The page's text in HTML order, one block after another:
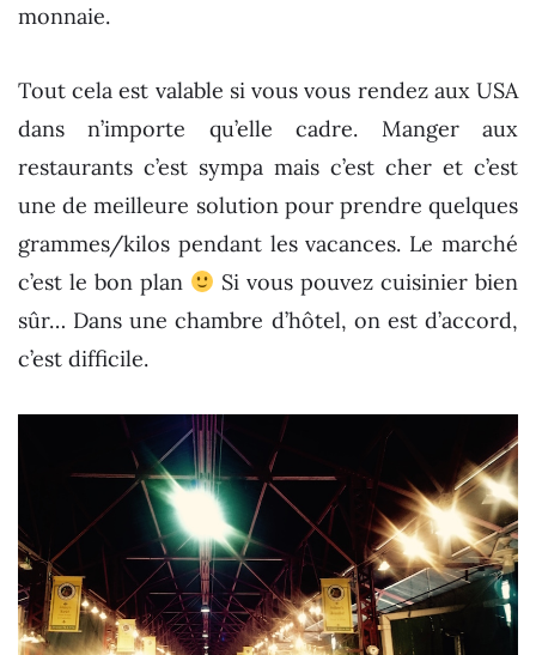
monnaie.
Tout cela est valable si vous vous rendez aux USA
dans n’importe qu’elle cadre. Manger aux
restaurants c’est sympa mais c’est cher et c’est
une de meilleure solution pour prendre quelques
grammes/kilos pendant les vacances. Le marché
c’est le bon plan
Si vous pouvez cuisinier bien
sûr… Dans une chambre d’hôtel, on est d’accord,
c’est difficile.